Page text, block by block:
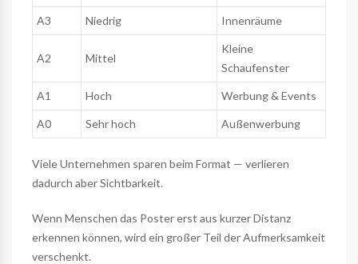
A3 Niedrig Innenräume
A2 Mittel
Kleine
Schaufenster
A1 Hoch Werbung & Events
A0 Sehr hoch Außenwerbung
Viele Unternehmen sparen beim Format — verlieren
dadurch aber Sichtbarkeit.
Wenn Menschen das Poster erst aus kurzer Distanz
erkennen können, wird ein großer Teil der Aufmerksamkeit
verschenkt.